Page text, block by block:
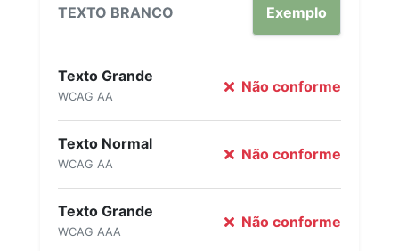
TEXTO BRANCO Exemplo
Texto Grande
WCAG AA
Não conforme
Texto Normal
WCAG AA
Não conforme
Texto Grande
WCAG AAA
Não conforme